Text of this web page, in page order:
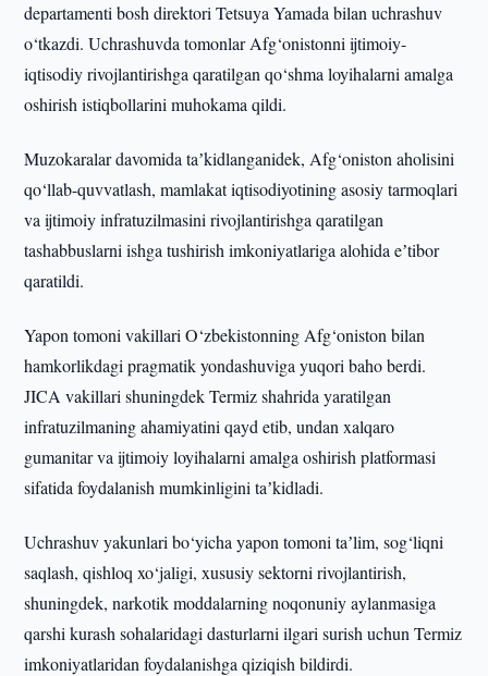
departamenti bosh direktori Tetsuya Yamada bilan uchrashuv
o‘tkazdi. Uchrashuvda tomonlar Afg‘onistonni ijtimoiy-
iqtisodiy rivojlantirishga qaratilgan qo‘shma loyihalarni amalga
oshirish istiqbollarini muhokama qildi.
Muzokaralar davomida taʼkidlanganidek, Afg‘oniston aholisini
qo‘llab-quvvatlash, mamlakat iqtisodiyotining asosiy tarmoqlari
va ijtimoiy infratuzilmasini rivojlantirishga qaratilgan
tashabbuslarni ishga tushirish imkoniyatlariga alohida eʼtibor
qaratildi.
Yapon tomoni vakillari O‘zbekistonning Afg‘oniston bilan
hamkorlikdagi pragmatik yondashuviga yuqori baho berdi.
JICA vakillari shuningdek Termiz shahrida yaratilgan
infratuzilmaning ahamiyatini qayd etib, undan xalqaro
gumanitar va ijtimoiy loyihalarni amalga oshirish platformasi
sifatida foydalanish mumkinligini taʼkidladi.
Uchrashuv yakunlari bo‘yicha yapon tomoni taʼlim, sog‘liqni
saqlash, qishloq xo‘jaligi, xususiy sektorni rivojlantirish,
shuningdek, narkotik moddalarning noqonuniy aylanmasiga
qarshi kurash sohalaridagi dasturlarni ilgari surish uchun Termiz
imkoniyatlaridan foydalanishga qiziqish bildirdi.